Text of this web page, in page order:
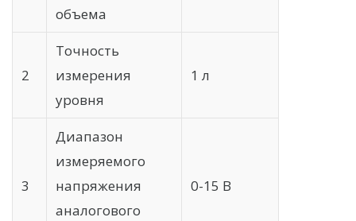
объема
2
Точность
измерения
уровня
1 л
3
Диапазон
измеряемого
напряжения
аналогового
0-15 В